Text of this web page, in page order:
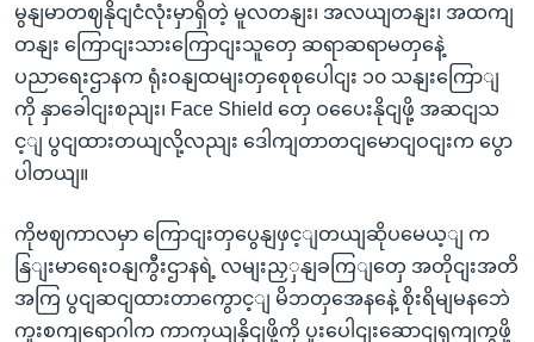
မွနျမာတဈနိုငျငံလုံးမှာရှိတဲ့ မူလတနျး၊ အလယျတနျး၊ အထကျ
တနျး ကြောငျးသားကြောငျးသူတှေ ဆရာဆရာမတှနေဲ့
ပညာရေးဌာနက ရုံးဝနျထမျးတှစေုစုပေါငျး ၁၀ သနျးကြောျ
ကို နှာခေါငျးစညျး၊ Face Shield တှေ ဝပေေးနိုငျဖို့ အဆငျသ
င့ျ ပွငျထားတယျလို့လညျး ဒေါကျတာတငျမောငျဝငျးက ပွော
ပါတယျ။
ကိုဗဈကာလမှာ ကြောငျးတှပွေနျဖှင့ျတယျဆိုပမေယ့ျ က
နြျးမာရေးဝနျကွီးဌာနရဲ့ လမျးညှှနျခကြျတှေ အတိုငျးအတိ
အကြ ပွငျဆငျထားတာကွောင့ျ မိဘတှအေနနေဲ့ စိုးရိမျမနဘေဲ
ကူးစကျရောဂါက ကာကှယျနိုငျဖို့ကို ပူးပေါငျးဆောငျရှကျကွဖို့